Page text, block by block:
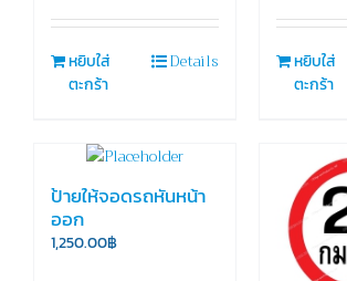
หยิบใส่
ตะกร้า
Details
หยิบใส่
ตะกร้า
ป้ายให้จอดรถหันหน้า
ออก
1,250.00฿